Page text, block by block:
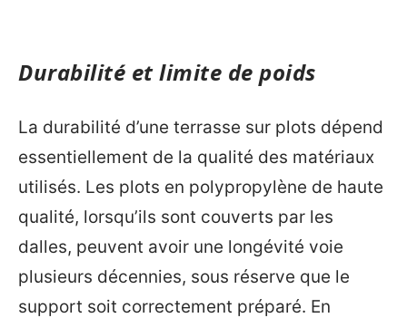
Durabilité et limite de poids
La durabilité d’une terrasse sur plots dépend
essentiellement de la qualité des matériaux
utilisés. Les plots en polypropylène de haute
qualité, lorsqu’ils sont couverts par les
dalles, peuvent avoir une longévité voie
plusieurs décennies, sous réserve que le
support soit correctement préparé. En